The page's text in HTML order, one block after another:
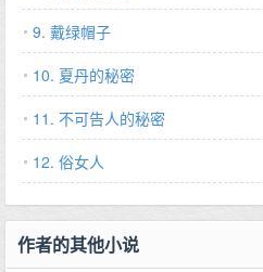
9. 戴绿帽子
10. 夏丹的秘密
11. 不可告人的秘密
12. 俗女人
作者的其他小说